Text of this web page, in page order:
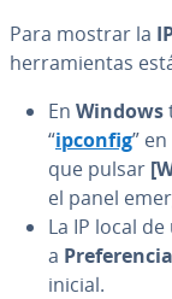
Para mostrar la
he­rra­mie­n­tas
En Windows
“ipconfig”
que pulsar
el panel
La IP local
a
inicial.